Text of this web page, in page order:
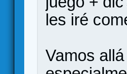
les iré
Vamos